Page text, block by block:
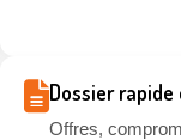
Dossier
Offres,